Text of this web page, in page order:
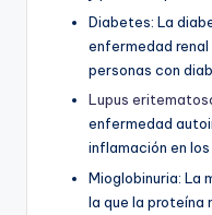
Diabetes: La
enfermedad
personas con
Lupus
enfermedad
inflamación en los
Mioglobinuria: La
la que la proteína